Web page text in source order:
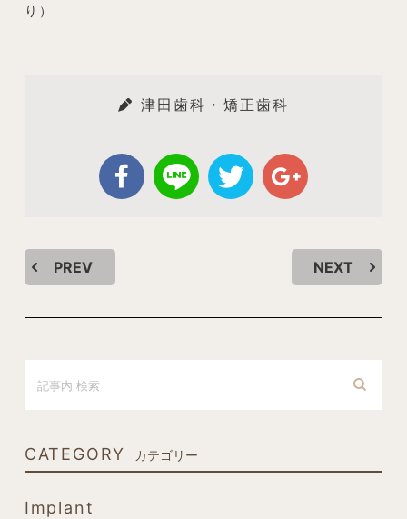
り）
津田歯科・矯正歯科
PREV NEXT
CATEGORY カテゴリー
Implant